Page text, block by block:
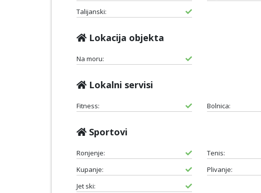
Talijanski:
Lokacija objekta
Na moru:
Lokalni servisi
Fitness: Bolnica:
Sportovi
Ronjenje: Tenis:
Kupanje:
Plivanje:
Jet ski: